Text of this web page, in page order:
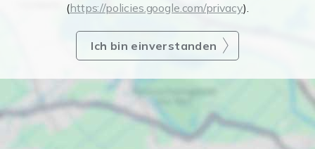
(https://policies.google.com/privacy).
Ich bin einverstanden